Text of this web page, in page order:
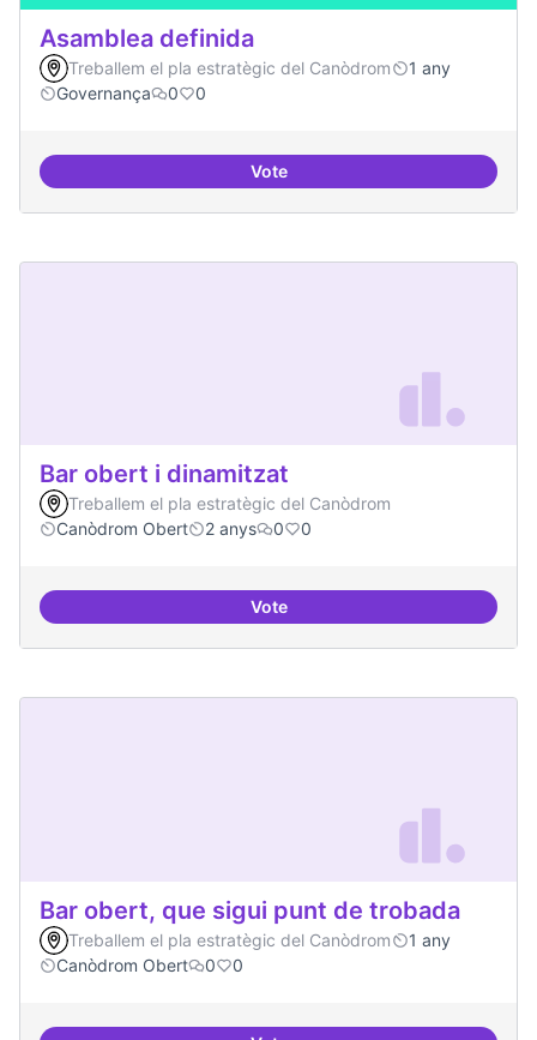
Asamblea definida
Treballem el pla estratègic del Canòdrom
1 any
Governança
0 0
VoteAsamblea definida
Bar obert i dinamitzat
Treballem el pla estratègic del Canòdrom
Canòdrom Obert
2 anys 0 0
VoteBar obert i dinamitzat
Bar obert, que sigui punt de trobada
Treballem el pla estratègic del Canòdrom
1 any
Canòdrom Obert
0 0